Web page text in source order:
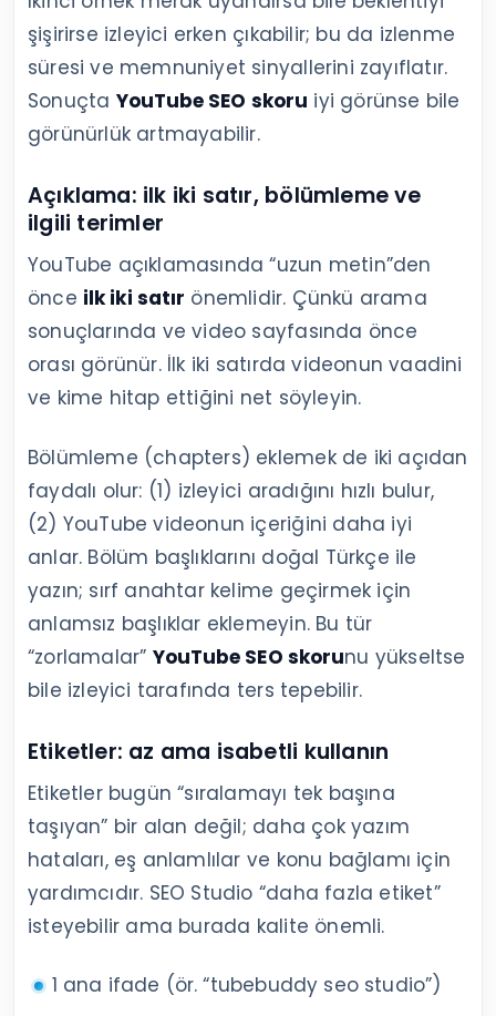
şişirirse izleyici erken çıkabilir; bu da izlenme
süresi ve memnuniyet sinyallerini zayıflatır.
Sonuçta YouTube SEO skoru iyi görünse bile
görünürlük artmayabilir.
Açıklama: ilk iki satır, bölümleme ve
ilgili terimler
YouTube açıklamasında “uzun metin”den
önce ilk iki satır önemlidir. Çünkü arama
sonuçlarında ve video sayfasında önce
orası görünür. İlk iki satırda videonun vaadini
ve kime hitap ettiğini net söyleyin.
Bölümleme (chapters) eklemek de iki açıdan
faydalı olur: (1) izleyici aradığını hızlı bulur,
(2) YouTube videonun içeriğini daha iyi
anlar. Bölüm başlıklarını doğal Türkçe ile
yazın; sırf anahtar kelime geçirmek için
anlamsız başlıklar eklemeyin. Bu tür
“zorlamalar” YouTube SEO skorunu yükseltse
bile izleyici tarafında ters tepebilir.
Etiketler: az ama isabetli kullanın
Etiketler bugün “sıralamayı tek başına
taşıyan” bir alan değil; daha çok yazım
hataları, eş anlamlılar ve konu bağlamı için
yardımcıdır. SEO Studio “daha fazla etiket”
isteyebilir ama burada kalite önemli.
1 ana ifade (ör. “tubebuddy seo studio”)